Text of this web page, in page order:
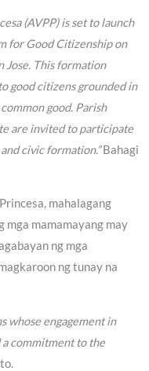
(AVPP) is set to launch
for Good Citizenship on
Jose. This formation
good citizens grounded in
good. Parish
are invited to participate
civic formation.”Bahagi
mahalagang
mga mamamayang may
ng mga
ng tunay na
whose engagement in
a commitment to the